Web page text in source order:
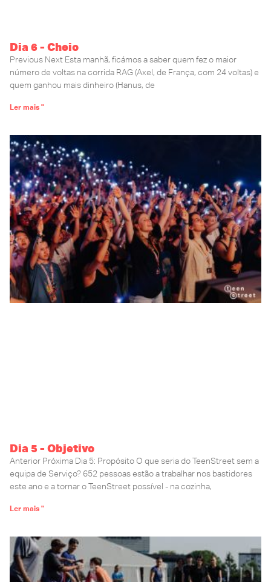
Dia 6 - Cheio
Previous Next Esta manhã, ficámos a saber quem fez o maior
número de voltas na corrida RAG (Axel, de França, com 24 voltas) e
quem ganhou mais dinheiro (Hanus, de
Ler mais "
Dia 5 - Objetivo
Anterior Próxima Dia 5: Propósito O que seria do TeenStreet sem a
equipa de Serviço? 652 pessoas estão a trabalhar nos bastidores
este ano e a tornar o TeenStreet possível - na cozinha,
Ler mais "